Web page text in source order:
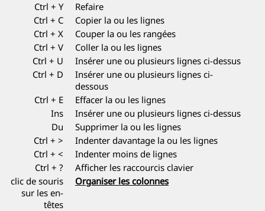
Ctrl + Y
Refaire
Ctrl + C
Copier la ou les lignes
Ctrl + X
Couper la ou les rangées
Ctrl + V
Coller la ou les lignes
Ctrl + U
Insérer une ou plusieurs lignes ci-dessus
Ctrl + D
Insérer une ou plusieurs lignes ci-
dessous
Ctrl + E
Effacer la ou les lignes
Ins
Insérer une ou plusieurs lignes ci-dessus
Du
Supprimer la ou les lignes
Ctrl + >
Indenter davantage la ou les lignes
Ctrl + <
Indenter moins de lignes
Ctrl + ?
Afficher les raccourcis clavier
clic de souris
sur les en-
têtes
Organiser les colonnes